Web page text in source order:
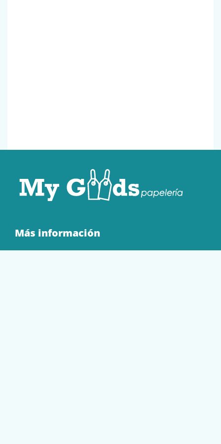
Más información